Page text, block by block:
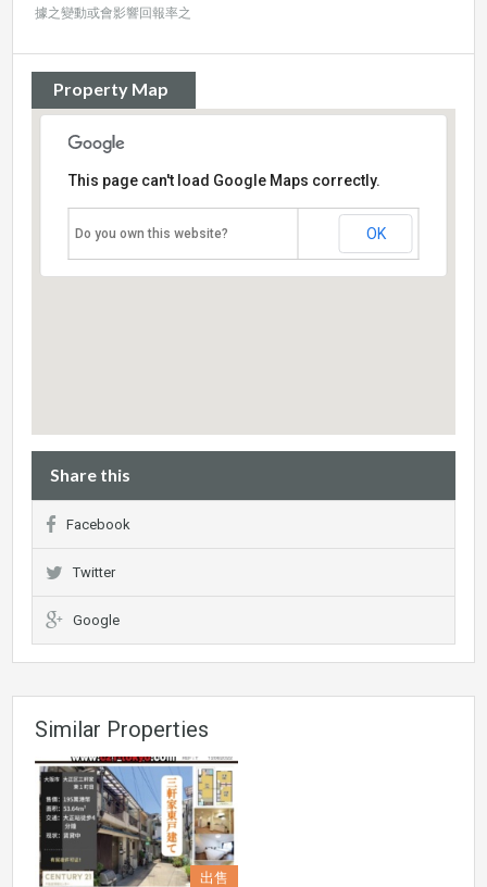
據之變動或會影響回報率之
Property Map
This page can't load Google Maps correctly.
Do you own this website? OK
Share this
Facebook
Twitter
Google
Similar Properties
出售